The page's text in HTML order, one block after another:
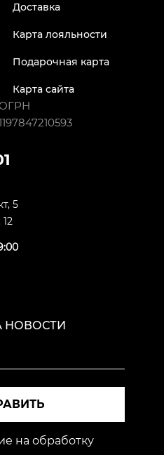
Доставка
Карта лояльности
Подарочная карта
Карта сайта
ОГРН
5
НОВОСТИ
на обработку